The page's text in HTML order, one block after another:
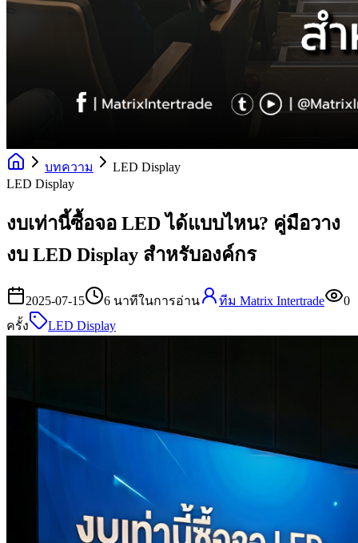
บทความ
LED Display
LED Display
งบเท่านี้ซื้อจอ LED ได้แบบไหน? คู่มือวาง
งบ LED Display สำหรับองค์กร
2025-07-15 6 นาทีในการอ่าน ทีม Matrix Intertrade
0
ครั้ง
LED Display